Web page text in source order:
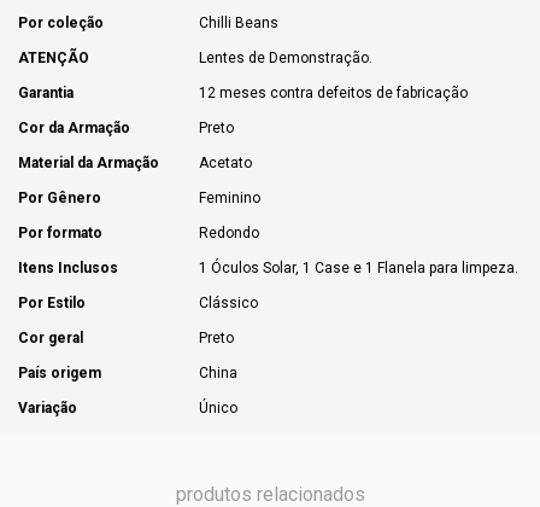
Por coleção Chilli Beans
ATENÇÃO Lentes de Demonstração.
Garantia 12 meses contra defeitos de fabricação
Cor da Armação Preto
Material da Armação Acetato
Por Gênero Feminino
Por formato Redondo
Itens Inclusos 1 Óculos Solar, 1 Case e 1 Flanela para limpeza.
Por Estilo Clássico
Cor geral Preto
País origem China
Variação Único
produtos relacionados